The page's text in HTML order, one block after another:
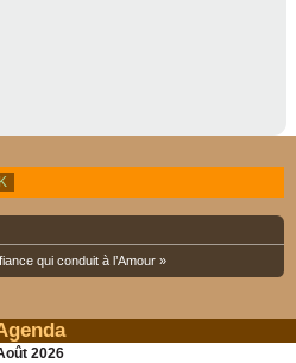
qui conduit à l’Amour »
2026